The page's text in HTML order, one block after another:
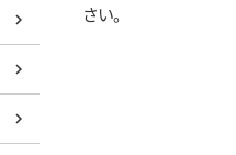
さい。